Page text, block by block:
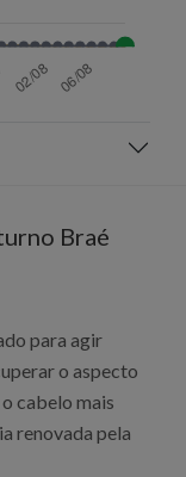
Braé
para agir
o aspecto
cabelo mais
renovada pela